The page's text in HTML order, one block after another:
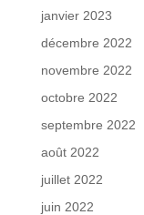
janvier 2023
décembre 2022
novembre 2022
octobre 2022
septembre 2022
août 2022
juillet 2022
juin 2022